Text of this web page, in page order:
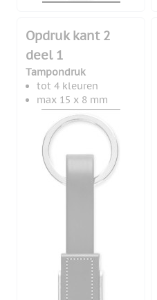
Opdruk kant 2
deel 1
Tampondruk
tot 4 kleuren
max 15 x 8 mm